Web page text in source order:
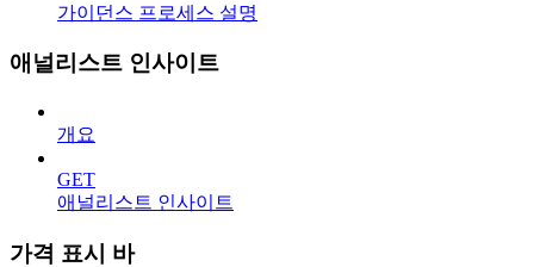
가이던스 프로세스 설명
애널리스트 인사이트
개요
GET
애널리스트 인사이트
가격 표시 바